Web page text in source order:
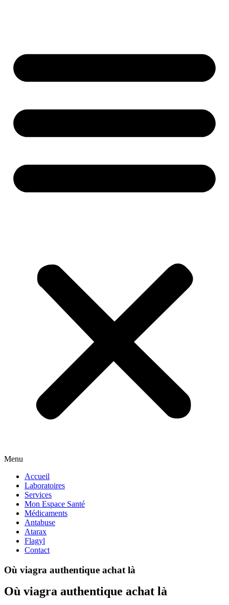
Menu
Accueil
Laboratoires
Services
Mon Espace Santé
Médicaments
Antabuse
Atarax
Flagyl
Contact
Où viagra authentique achat là
Où viagra authentique achat là